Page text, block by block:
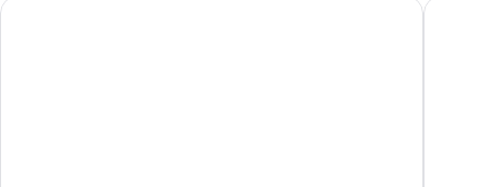
모
분
대
코트야드 마우이 카훌루이 에어포트 마우이